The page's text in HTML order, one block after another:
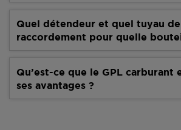
Quel détendeur et quel tuyau de
raccordement pour quelle
Qu’est-ce que le GPL carburant
ses avantages ?